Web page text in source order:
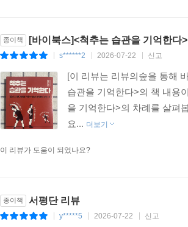
종이책 [바이북스]<척추는 습관을 기억한다>
s******2 2026-07-22 신고
[이 리뷰는 리뷰의숲을 통해
습관을 기억한다>의 책 내용
을 기억한다>의 차례를 살펴
요... 더보기
이 리뷰가 도움이 되었나요?
종이책 서평단 리뷰
y*****5 2026-07-22 신고